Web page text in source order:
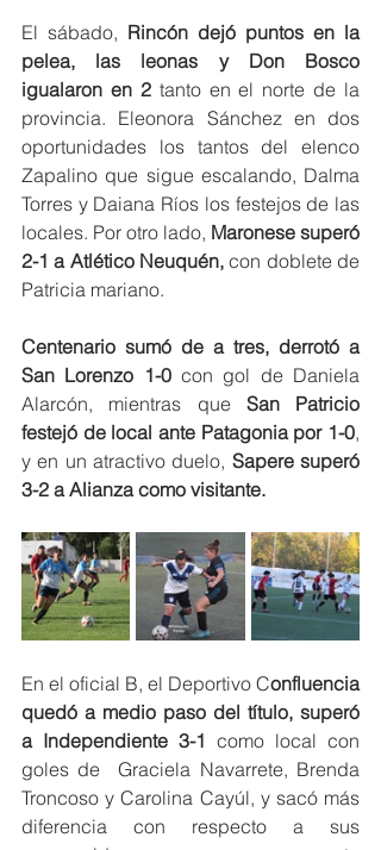
El sábado, Rincón dejó puntos en la
pelea, las leonas y Don Bosco
igualaron en 2 tanto en el norte de la
provincia. Eleonora Sánchez en dos
oportunidades los tantos del elenco
Zapalino que sigue escalando, Dalma
Torres y Daiana Ríos los festejos de las
locales. Por otro lado, Maronese superó
2-1 a Atlético Neuquén, con doblete de
Patricia mariano.
Centenario sumó de a tres, derrotó a
San Lorenzo 1-0 con gol de Daniela
Alarcón, mientras que San Patricio
festejó de local ante Patagonia por 1-0,
y en un atractivo duelo, Sapere superó
3-2 a Alianza como visitante.
En el oficial B, el Deportivo Confluencia
quedó a medio paso del título, superó
a Independiente 3-1 como local con
goles de  Graciela Navarrete, Brenda
Troncoso y Carolina Cayúl, y sacó más
diferencia con respecto a sus